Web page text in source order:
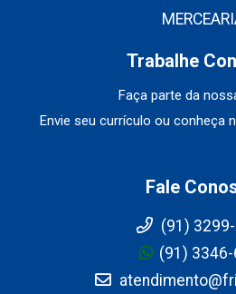
Trabalhe
Faça parte da
Envie seu currículo ou conheça
Fale
(91)
(91)